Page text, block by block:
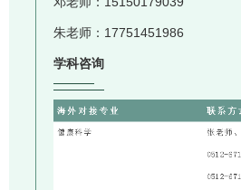
朱老师：17751451986
学科咨询